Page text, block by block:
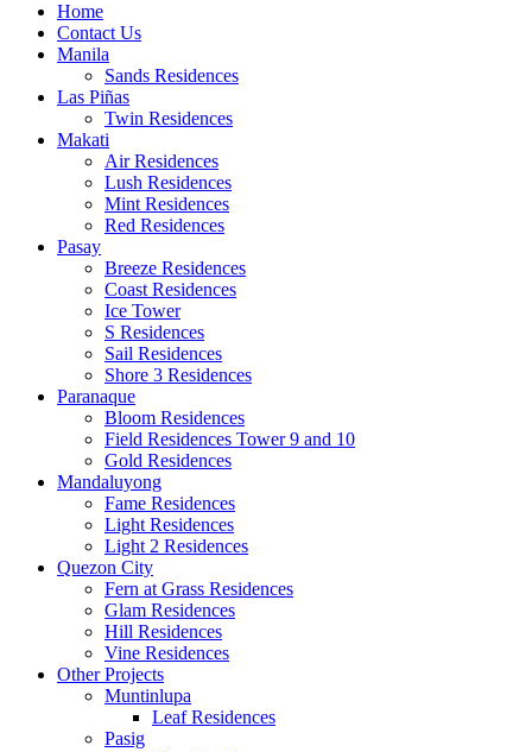
Home
Contact Us
Manila
Sands Residences
Las Piñas
Twin Residences
Makati
Air Residences
Lush Residences
Mint Residences
Red Residences
Pasay
Breeze Residences
Coast Residences
Ice Tower
S Residences
Sail Residences
Shore 3 Residences
Paranaque
Bloom Residences
Field Residences Tower 9 and 10
Gold Residences
Mandaluyong
Fame Residences
Light Residences
Light 2 Residences
Quezon City
Fern at Grass Residences
Glam Residences
Hill Residences
Vine Residences
Other Projects
Muntinlupa
Leaf Residences
Pasig